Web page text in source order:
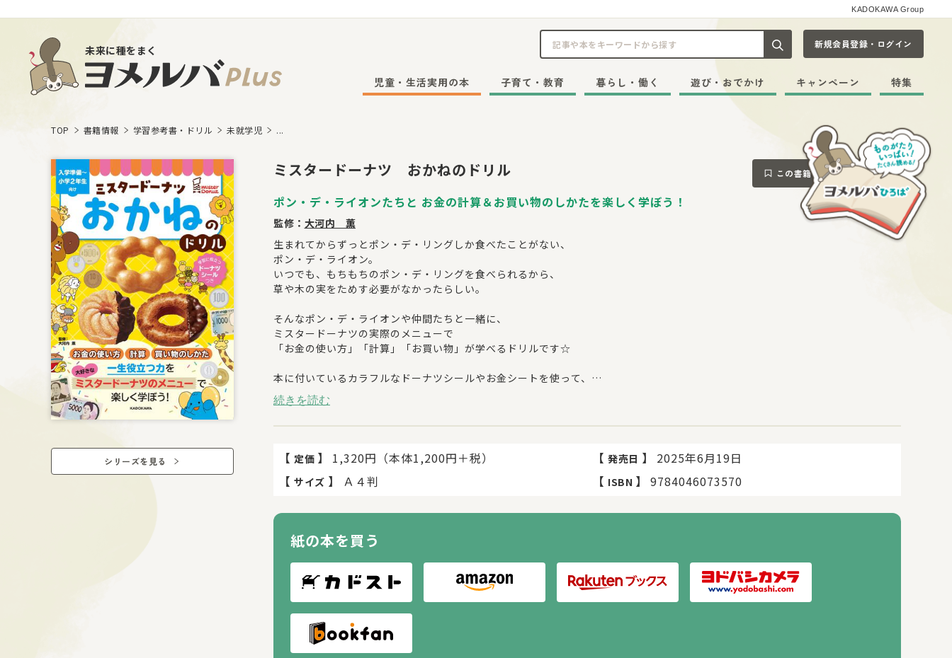
KADOKAWA Group
未来に種をまく 記事や本をキーワードから探す
新規会員登録・ログイン
児童・生活実用の本 子育て・教育 暮らし・働く 遊び・おでかけ キャンペーン 特集
TOP 書籍情報 学習参考書・ドリル 未就学児 ...
シリーズを見る
ミスタードーナツ おかねのドリル この書籍をブックマークする
ポン・デ・ライオンたちと お金の計算＆お買い物のしかたを楽しく学ぼう！
監修： 大河内 薫
生まれてからずっとポン・デ・リングしか食べたことがない、
ポン・デ・ライオン。
いつでも、もちもちのポン・デ・リングを食べられるから、
草や木の実をためす必要がなかったらしい。
そんなポン・デ・ライオンや仲間たちと一緒に、
ミスタードーナツの実際のメニューで
「お金の使い方」「計算」「お買い物」が学べるドリルです☆
本に付いているカラフルなドーナツシールやお金シートを使って、
計算のしかたや数の概念といった、
未就学から小学校低学年までに身につけておきたい算数の力を養います。
だからこそ、一生役立つ「お金の使い方」を、
お子さんや親御さんが大好きなミスタードーナツの世界観で楽しく身につけてください。
続きを読む
【 定価 】 1,320円（本体1,200円＋税） 【 発売日 】
2025年6月19日
【 サイズ 】 Ａ４判 【 ISBN 】 9784046073570
紙の本を買う